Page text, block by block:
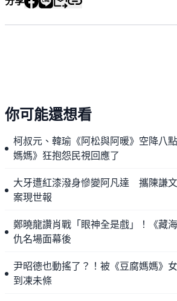
你可能還想看
柯叔元、韓瑜《阿松與阿暖》空降八
媽媽》狂抱怨民視回應了
大牙遭紅漆潑身慘變阿凡達 攜陳謙
案現世報
鄭曉龍讚肖戰「眼神全是戲」！《藏
仇名場面幕後
尹昭德也動搖了？！被《豆腐媽媽》
到凍未條